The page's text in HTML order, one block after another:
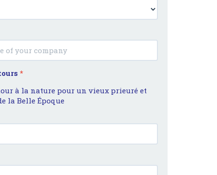
*
à la nature pour un vieux prieuré et
la Belle Époque